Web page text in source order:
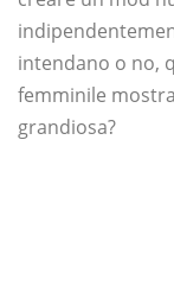
intendano o no,
femminile
grandiosa?